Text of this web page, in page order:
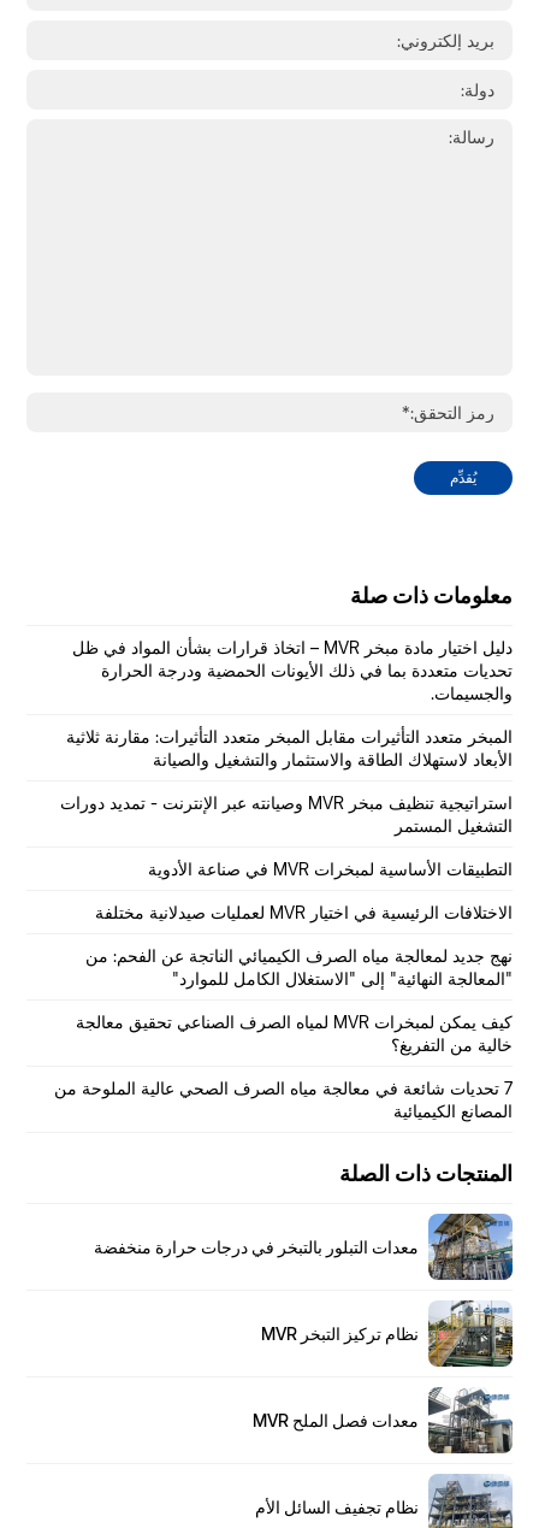
معلومات ذات صلة
دليل اختيار مادة مبخر MVR – اتخاذ قرارات بشأن المواد في ظل
تحديات متعددة بما في ذلك الأيونات الحمضية ودرجة الحرارة
والجسيمات.
المبخر متعدد التأثيرات مقابل المبخر متعدد التأثيرات: مقارنة ثلاثية
الأبعاد لاستهلاك الطاقة والاستثمار والتشغيل والصيانة
استراتيجية تنظيف مبخر MVR وصيانته عبر الإنترنت - تمديد دورات
التشغيل المستمر
التطبيقات الأساسية لمبخرات MVR في صناعة الأدوية
الاختلافات الرئيسية في اختيار MVR لعمليات صيدلانية مختلفة
نهج جديد لمعالجة مياه الصرف الكيميائي الناتجة عن الفحم: من
"المعالجة النهائية" إلى "الاستغلال الكامل للموارد"
كيف يمكن لمبخرات MVR لمياه الصرف الصناعي تحقيق معالجة
خالية من التفريغ؟
7 تحديات شائعة في معالجة مياه الصرف الصحي عالية الملوحة من
المصانع الكيميائية
المنتجات ذات الصلة
معدات التبلور بالتبخر في درجات حرارة منخفضة
نظام تركيز التبخر MVR
معدات فصل الملح MVR
نظام تجفيف السائل الأم
يُقدِّم